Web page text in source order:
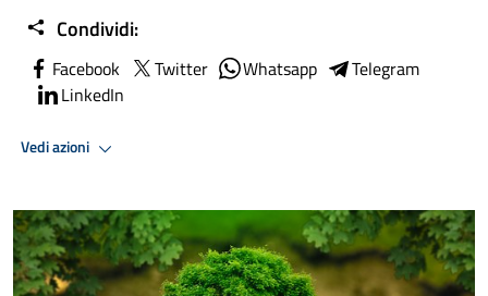
Condividi:
Facebook Twitter Whatsapp
Telegram
LinkedIn
Vedi azioni